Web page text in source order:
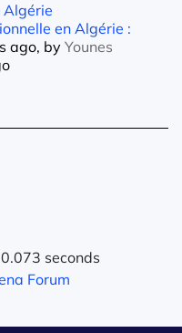
Algérie
en Algérie :
ago, by Younes
seconds
Forum